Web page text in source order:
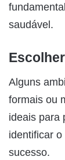
saudável.
Alguns
formais ou
ideais para
identificar
sucesso.